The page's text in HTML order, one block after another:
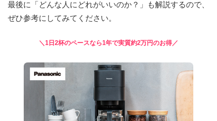
最後に「どんな人にどれがいいのか？」も解説するので、
ぜひ参考にしてみてください。
＼1日2杯のペースなら1年で実質約2万円のお得／